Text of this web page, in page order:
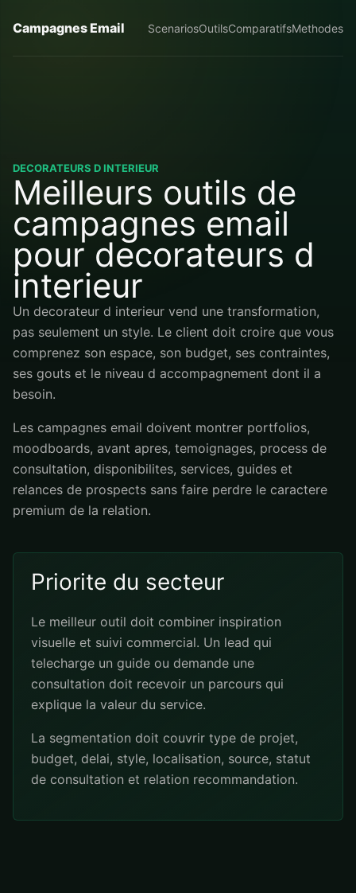
Campagnes Email ScenariosOutilsComparatifsMethodes
DECORATEURS D INTERIEUR
Meilleurs outils de
campagnes email
pour decorateurs d
interieur
Un decorateur d interieur vend une transformation,
pas seulement un style. Le client doit croire que vous
comprenez son espace, son budget, ses contraintes,
ses gouts et le niveau d accompagnement dont il a
besoin.
Les campagnes email doivent montrer portfolios,
moodboards, avant apres, temoignages, process de
consultation, disponibilites, services, guides et
relances de prospects sans faire perdre le caractere
premium de la relation.
Priorite du secteur
Le meilleur outil doit combiner inspiration
visuelle et suivi commercial. Un lead qui
telecharge un guide ou demande une
consultation doit recevoir un parcours qui
explique la valeur du service.
La segmentation doit couvrir type de projet,
budget, delai, style, localisation, source, statut
de consultation et relation recommandation.